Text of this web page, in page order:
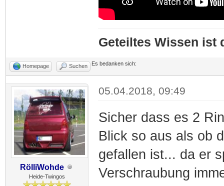
Geteiltes Wissen ist
Homepage Suchen Es bedanken sich:
RölliWohde
Heide-Twingos
05.04.2018, 09:49
Sicher dass es 2
Blick so aus als ob
gefallen ist... da er
Verschraubung